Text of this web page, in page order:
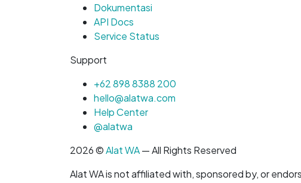
Dokumentasi
API Docs
Service Status
Support
+62 898 8388 200
hello@alatwa.com
Help Center
@alatwa
2026 ©Alat WA— All Rights Reserved
Alat WA is not affiliated with, sponsored by, or